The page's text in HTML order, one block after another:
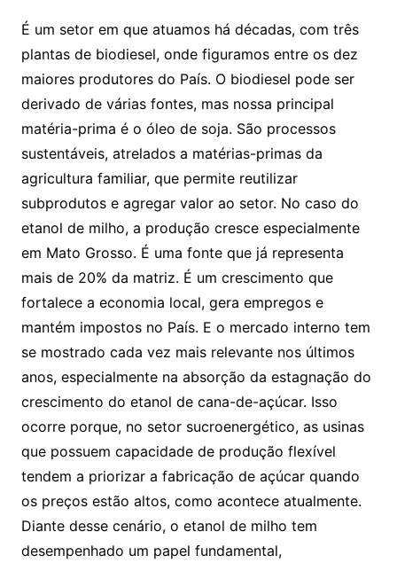
É um setor em que atuamos há décadas, com três
plantas de biodiesel, onde figuramos entre os dez
maiores produtores do País. O biodiesel pode ser
derivado de várias fontes, mas nossa principal
matéria-prima é o óleo de soja. São processos
sustentáveis, atrelados a matérias-primas da
agricultura familiar, que permite reutilizar
subprodutos e agregar valor ao setor. No caso do
etanol de milho, a produção cresce especialmente
em Mato Grosso. É uma fonte que já representa
mais de 20% da matriz. É um crescimento que
fortalece a economia local, gera empregos e
mantém impostos no País. E o mercado interno tem
se mostrado cada vez mais relevante nos últimos
anos, especialmente na absorção da estagnação do
crescimento do etanol de cana-de-açúcar. Isso
ocorre porque, no setor sucroenergético, as usinas
que possuem capacidade de produção flexível
tendem a priorizar a fabricação de açúcar quando
os preços estão altos, como acontece atualmente.
Diante desse cenário, o etanol de milho tem
desempenhado um papel fundamental,